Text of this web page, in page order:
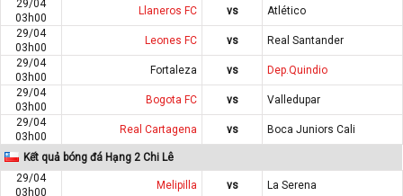
29/04
03h00
Llaneros FC vs
Atlético
29/04
03h00
Leones FC vs
Real Santander
29/04
03h00
Fortaleza vs
Dep.Quindio
29/04
03h00
Bogota FC vs
Valledupar
29/04
03h00
Real Cartagena vs Boca Juniors Cali
Kết quả bóng đá Hạng 2 Chi Lê
29/04
03h00
Melipilla vs La Serena